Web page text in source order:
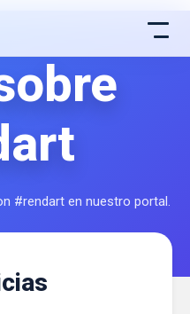
#rendart en nuestro portal.